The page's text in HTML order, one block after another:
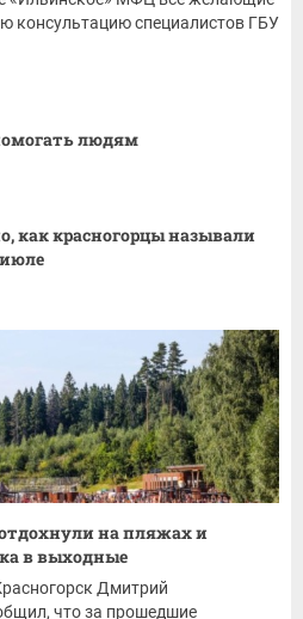
консультацию специалистов ГБУ
людям
как красногорцы называли
на пляжах и
в выходные
Дмитрий
что за прошедшие